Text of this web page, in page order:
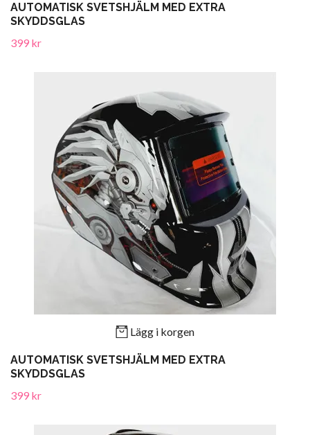
AUTOMATISK SVETSHJÄLM MED EXTRA
SKYDDSGLAS
399 kr
Lägg i korgen
AUTOMATISK SVETSHJÄLM MED EXTRA
SKYDDSGLAS
399 kr